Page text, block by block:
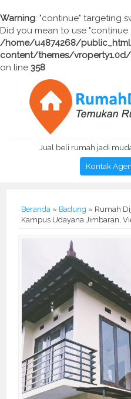
Warning: "continue" targeting
Did you mean to use "continue
/home/u4874268/
content/themes/
on line 358
Jual beli rumah jadi
Kontak Agen
Beranda » Badung » Rumah
Kampus Udayana Jimbaran,